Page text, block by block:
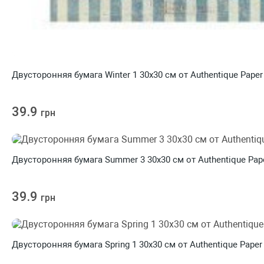
Двусторонняя бумага Winter 1 30х30 см от Authentique Paper
39.9 грн
Двусторонняя бумага Summer 3 30х30 см от Authentique
39.9 грн
Двусторонняя бумага Spring 1 30х30 см от Authentique Paper